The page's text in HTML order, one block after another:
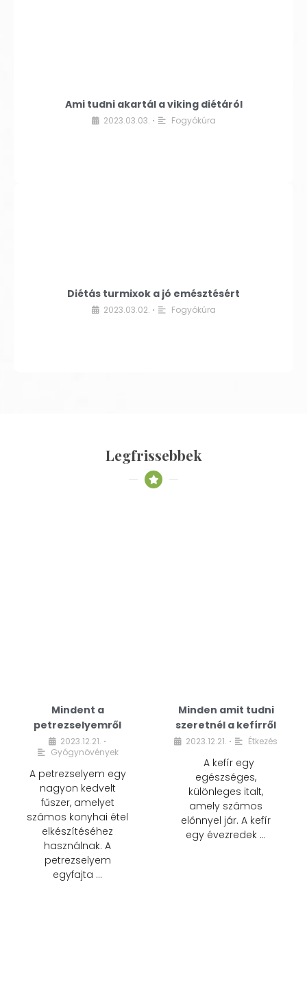
Ami tudni akartál a viking diétáról
2023.03.03. • Fogyókúra
Diétás turmixok a jó emésztésért
2023.03.02. • Fogyókúra
Legfrissebbek
Mindent a
petrezselyemről
2023.12.21. •
Gyógynövények
A petrezselyem egy
nagyon kedvelt
fűszer, amelyet
számos konyhai étel
elkészítéséhez
használnak. A
petrezselyem
egyfajta …
Minden amit tudni
szeretnél a kefírről
2023.12.21. • Étkezés
A kefír egy
egészséges,
különleges italt,
amely számos
előnnyel jár. A kefír
egy évezredek …